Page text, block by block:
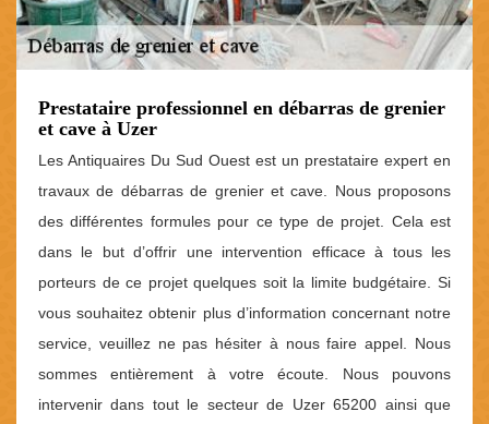
Prestataire professionnel en débarras de grenier
et cave à Uzer
Les Antiquaires Du Sud Ouest est un prestataire expert en
travaux de débarras de grenier et cave. Nous proposons
des différentes formules pour ce type de projet. Cela est
dans le but d’offrir une intervention efficace à tous les
porteurs de ce projet quelques soit la limite budgétaire. Si
vous souhaitez obtenir plus d’information concernant notre
service, veuillez ne pas hésiter à nous faire appel. Nous
sommes entièrement à votre écoute. Nous pouvons
intervenir dans tout le secteur de Uzer 65200 ainsi que